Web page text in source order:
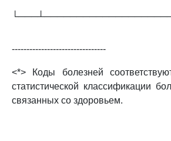
--------------------------------
<*> Коды болезней
статистической классификации
связанных со здоровьем.